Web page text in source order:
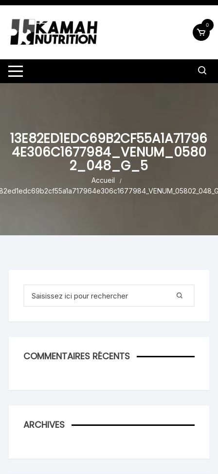
Aller
contenu
0
13E82ED1EDC69B2CF55A1A71796
4E306C1677984_VENUM_0580
2_048_G_5
Accueil
pour
COMMENTAIRES RÉCENTS
ARCHIVES